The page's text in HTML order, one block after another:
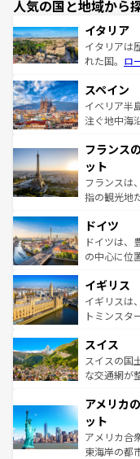
人気の国と地域から
イタリア
イタリアは
れた国。 ロ
ろん、トス
景など、自
ピザやパス
ませてくれ
なお、新着
しい。
スペイン
イベリア半
注ぐ地中海
文化が根付
れる闘牛、
る。首都マ
アートに溢
せる。地方
ンテンツ一
フランス
ット
フランスは
指の観光地
で、幅広い
聖堂、美し
から魅了す
いる。シャ
香り高いラ
らに、パリ
れる地方に
を参照して
ドイツ
ドイツは、
の中心に位
顔を持つこ
ルリンの文
してライン
は、お酒好きな
ドイツ情報
イギリス
イギリスは
トミンスタ
リアごとに
ティー、ビ
戦など、本
ンツ一覧を
スイス
スイスの国
な交通網が
の建物がそ
博物館もあ
ことができ
者向けの交
アメリカ
ット
アメリカ合
東海岸の都